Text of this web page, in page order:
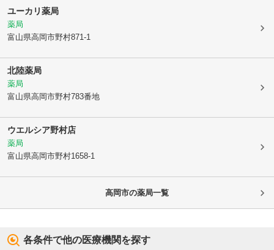
ユーカリ薬局
薬局
富山県高岡市野村871-1
北陸薬局
薬局
富山県高岡市野村783番地
ウエルシア野村店
薬局
富山県高岡市野村1658-1
高岡市の薬局一覧
各条件で他の医療機関を探す